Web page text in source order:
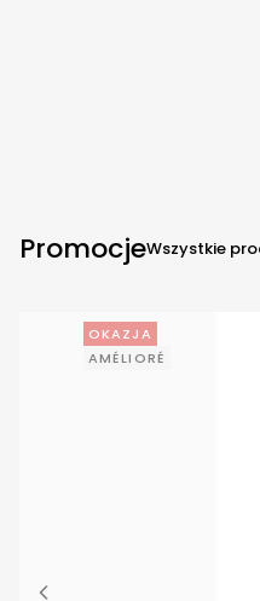
PromocjeWszystkie
OKAZJA
AMÉLIORÉ